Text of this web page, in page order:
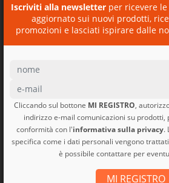
Iscriviti alla newsletterper ricevere le
aggiornato sui nuovi prodotti,
promozioni e lasciati ispirare dalle
Cliccando sul bottone MI REGISTRO ,
indirizzo e-mail comunicazioni su prodotti,
conformità con l'informativa sulla privacy.
specifica come i dati personali vengono
è possibile contattare per
MI REGISTRO
DA CHI CI